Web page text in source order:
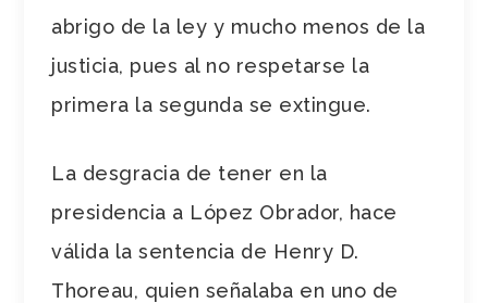
abrigo de la ley y mucho menos de la
justicia, pues al no respetarse la
primera la segunda se extingue.
La desgracia de tener en la
presidencia a López Obrador, hace
válida la sentencia de Henry D.
Thoreau, quien señalaba en uno de